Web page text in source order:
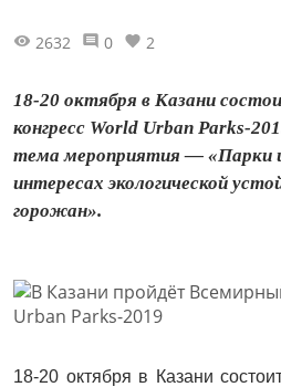
2632 0 2
18-20 октября в Казани
конгресс World Urban Parks-
тема мероприятия — «Парки
интересах экологической
горожан».
18-20 октября в Казани